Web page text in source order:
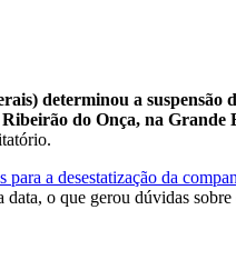
determinou a suspensão
do Onça, na Grande
a desestatização da
o que gerou dúvidas